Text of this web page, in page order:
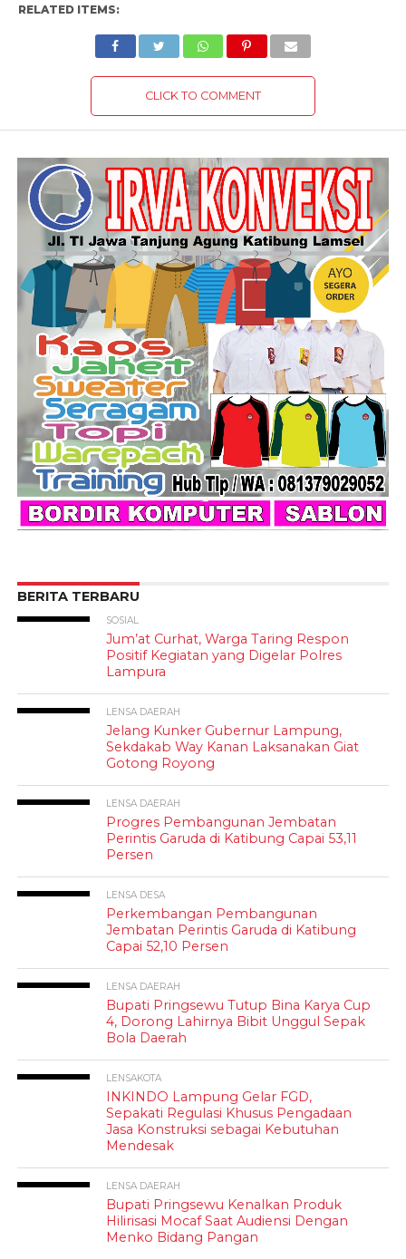
RELATED ITEMS:
CLICK TO COMMENT
BERITA TERBARU
SOSIAL
Jum’at Curhat, Warga Taring Respon
Positif Kegiatan yang Digelar Polres
Lampura
LENSA DAERAH
Jelang Kunker Gubernur Lampung,
Sekdakab Way Kanan Laksanakan Giat
Gotong Royong
LENSA DAERAH
Progres Pembangunan Jembatan
Perintis Garuda di Katibung Capai 53,11
Persen
LENSA DESA
Perkembangan Pembangunan
Jembatan Perintis Garuda di Katibung
Capai 52,10 Persen
LENSA DAERAH
Bupati Pringsewu Tutup Bina Karya Cup
4, Dorong Lahirnya Bibit Unggul Sepak
Bola Daerah
LENSAKOTA
INKINDO Lampung Gelar FGD,
Sepakati Regulasi Khusus Pengadaan
Jasa Konstruksi sebagai Kebutuhan
Mendesak
LENSA DAERAH
Bupati Pringsewu Kenalkan Produk
Hilirisasi Mocaf Saat Audiensi Dengan
Menko Bidang Pangan